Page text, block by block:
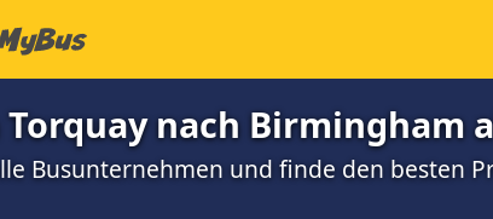
nach Birmingham
Busunternehmen und finde den besten